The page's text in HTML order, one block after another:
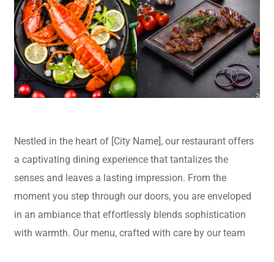
Nestled in the heart of [City Name], our restaurant offers
a captivating dining experience that tantalizes the
senses and leaves a lasting impression. From the
moment you step through our doors, you are enveloped
in an ambiance that effortlessly blends sophistication
with warmth. Our menu, crafted with care by our team